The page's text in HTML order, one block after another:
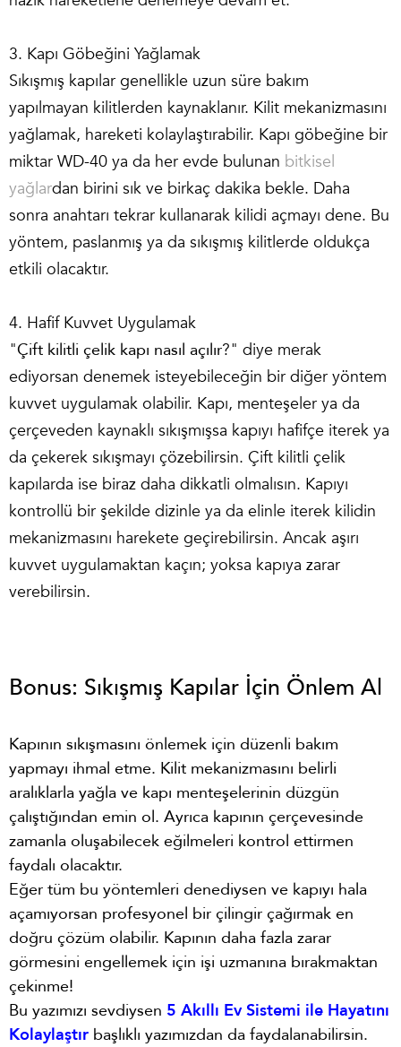
3. Kapı Göbeğini Yağlamak
Sıkışmış kapılar genellikle uzun süre bakım
yapılmayan kilitlerden kaynaklanır. Kilit mekanizmasını
yağlamak, hareketi kolaylaştırabilir. Kapı göbeğine bir
miktar WD-40 ya da her evde bulunan bitkisel
yağlardan birini sık ve birkaç dakika bekle. Daha
sonra anahtarı tekrar kullanarak kilidi açmayı dene. Bu
yöntem, paslanmış ya da sıkışmış kilitlerde oldukça
etkili olacaktır.
4. Hafif Kuvvet Uygulamak
"Çift kilitli çelik kapı nasıl açılır?" diye merak
ediyorsan denemek isteyebileceğin bir diğer yöntem
kuvvet uygulamak olabilir. Kapı, menteşeler ya da
çerçeveden kaynaklı sıkışmışsa kapıyı hafifçe iterek ya
da çekerek sıkışmayı çözebilirsin. Çift kilitli çelik
kapılarda ise biraz daha dikkatli olmalısın. Kapıyı
kontrollü bir şekilde dizinle ya da elinle iterek kilidin
mekanizmasını harekete geçirebilirsin. Ancak aşırı
kuvvet uygulamaktan kaçın; yoksa kapıya zarar
verebilirsin.
Bonus: Sıkışmış Kapılar İçin Önlem Al
Kapının sıkışmasını önlemek için düzenli bakım
yapmayı ihmal etme. Kilit mekanizmasını belirli
aralıklarla yağla ve kapı menteşelerinin düzgün
çalıştığından emin ol. Ayrıca kapının çerçevesinde
zamanla oluşabilecek eğilmeleri kontrol ettirmen
faydalı olacaktır.
Eğer tüm bu yöntemleri denediysen ve kapıyı hala
açamıyorsan profesyonel bir çilingir çağırmak en
doğru çözüm olabilir. Kapının daha fazla zarar
görmesini engellemek için işi uzmanına bırakmaktan
çekinme!
Bu yazımızı sevdiysen 5 Akıllı Ev Sistemi ile Hayatını
Kolaylaştır başlıklı yazımızdan da faydalanabilirsin.